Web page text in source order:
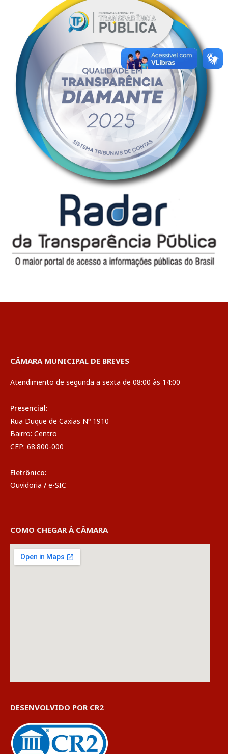
CÂMARA MUNICIPAL DE BREVES
Atendimento de segunda a sexta de 08:00 às 14:00
Presencial:
Rua Duque de Caxias Nº 1910
Bairro: Centro
CEP: 68.800-000
Eletrônico:
Ouvidoria / e-SIC
COMO CHEGAR À CÂMARA
DESENVOLVIDO POR CR2